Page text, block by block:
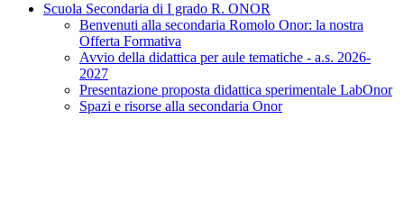
Scuola Secondaria di I grado R. ONOR
Benvenuti alla secondaria Romolo Onor: la nostra
Offerta Formativa
Avvio della didattica per aule tematiche - a.s. 2026-
2027
Presentazione proposta didattica sperimentale LabOnor
Spazi e risorse alla secondaria Onor